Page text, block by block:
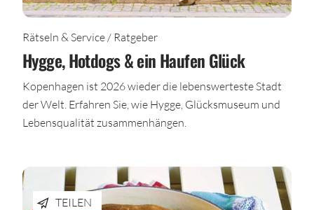
Rätseln & Service / Ratgeber
Hygge, Hotdogs & ein Haufen Glück
Kopenhagen ist 2026 wieder die lebenswerteste Stadt
der Welt. Erfahren Sie, wie Hygge, Glücksmuseum und
Lebensqualität zusammenhängen.
TEILEN